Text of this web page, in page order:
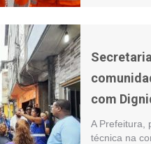
com
A Prefeitura,
técnica na